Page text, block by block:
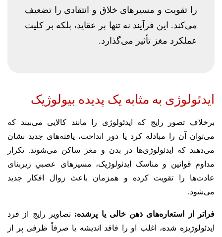
را تقویت و مسیرهای خلاق و انتقادی را تضعیف
می‌کند. این فرآیند نه تنها بر عقاید، بلکه بر کلیت
عملکرد مغز تأثیر می‌گذارد.
ایدئولوژی به مثابه یک پدیده بیولوژیک
برخلاف تصور رایج که ایدئولوژی را مانند کالایی می‌بیند که
می‌توان آن را مبادله کرد یا دور انداخت، یافته‌های جدید نشان
می‌دهند که ایدئولوژی‌ها در بدن و مغز ساکن می‌شوند. تکرار
مداوم قوانین و مناسک ایدئولوژیک، مسیرهای عصبیِ زیربنای
عادت‌ها را تقویت کرده و همزمان باعث زوال افکار جدید
می‌شود.
فراتر از استعاره‌های ذهن خالی یا پرشده: تصاویر رایج از فرد
ایدئولوژیزه شده، اغلب او را فاقد اندیشه یا صرفاً ظرفی پر از